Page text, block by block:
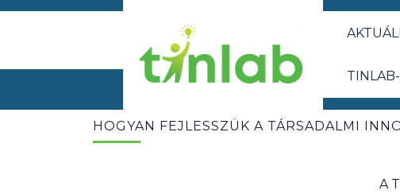
HOGYAN FEJLESSZÜK A TÁRSADALMI
A